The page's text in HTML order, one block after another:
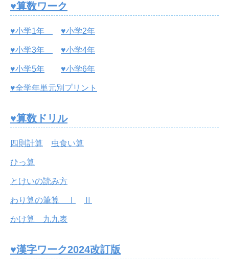
♥算数ワーク
♥小学1年 ♥小学2年
♥小学3年 ♥小学4年
♥小学5年 ♥小学6年
♥全学年単元別プリント
♥算数ドリル
四則計算 虫食い算
ひっ算
とけいの読み方
わり算の筆算 Ⅰ Ⅱ
かけ算 九九表
♥漢字ワーク2024改訂版